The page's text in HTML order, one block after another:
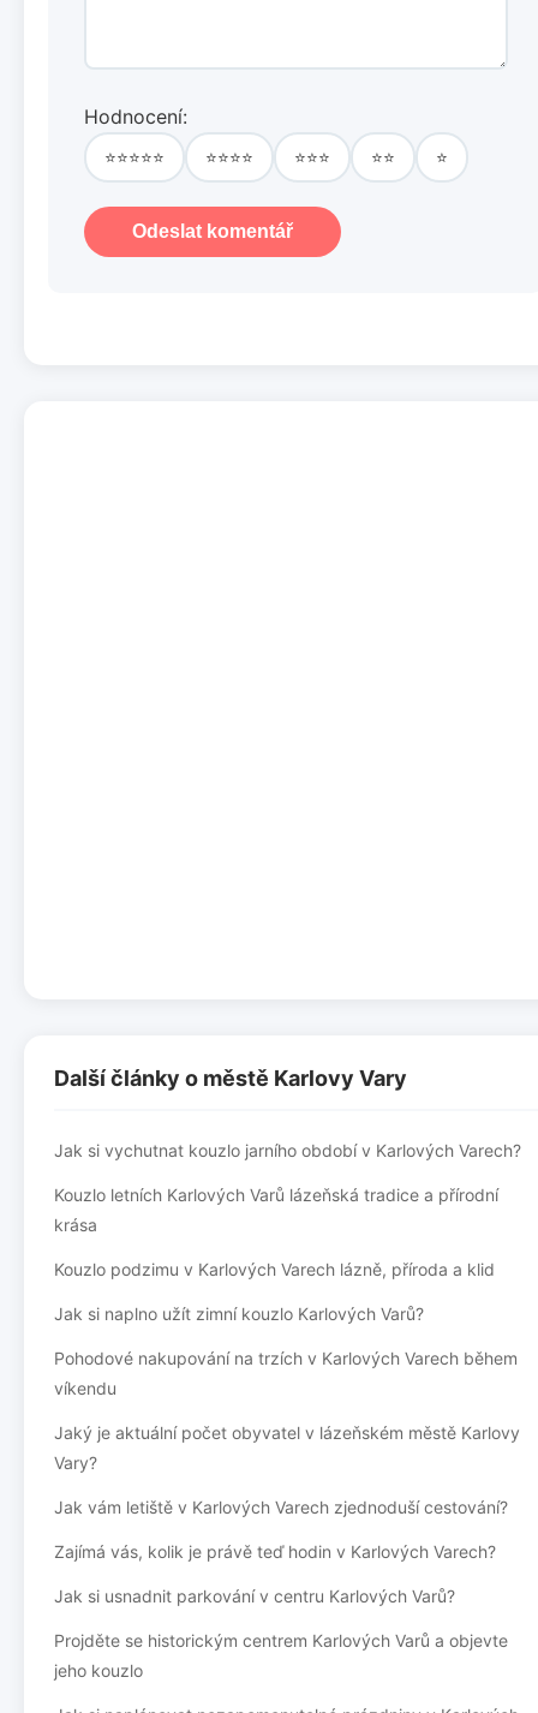
Hodnocení:
⭐⭐⭐⭐⭐ ⭐⭐⭐⭐ ⭐⭐⭐ ⭐⭐ ⭐
Odeslat komentář
Další články o městě Karlovy Vary
Jak si vychutnat kouzlo jarního období v Karlových Varech?
Kouzlo letních Karlových Varů lázeňská tradice a přírodní
krása
Kouzlo podzimu v Karlových Varech lázně, příroda a klid
Jak si naplno užít zimní kouzlo Karlových Varů?
Pohodové nakupování na trzích v Karlových Varech během
víkendu
Jaký je aktuální počet obyvatel v lázeňském městě Karlovy
Vary?
Jak vám letiště v Karlových Varech zjednoduší cestování?
Zajímá vás, kolik je právě teď hodin v Karlových Varech?
Jak si usnadnit parkování v centru Karlových Varů?
Projděte se historickým centrem Karlových Varů a objevte
jeho kouzlo